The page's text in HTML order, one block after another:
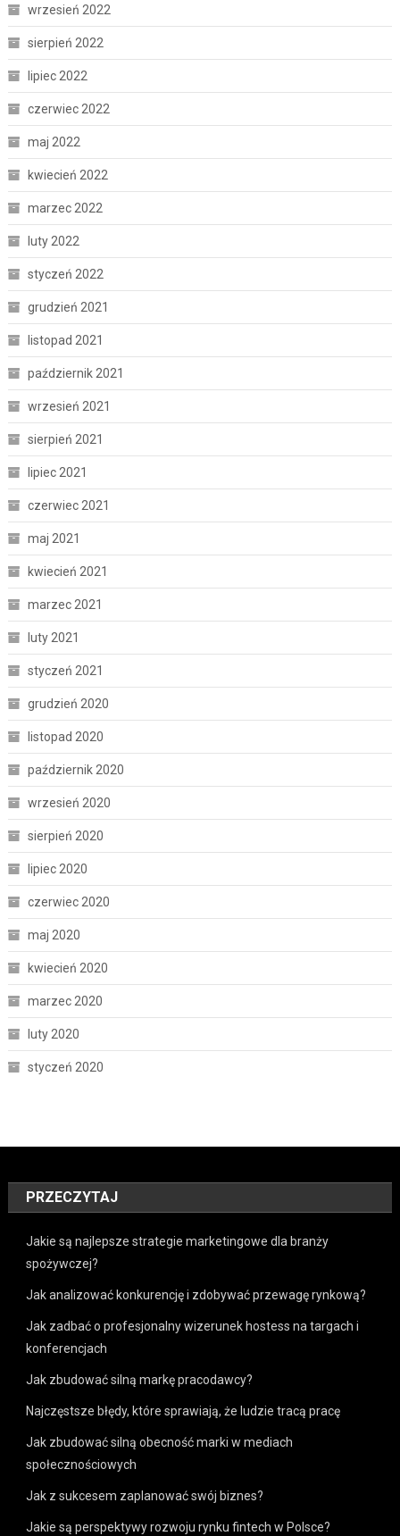
wrzesień 2022
sierpień 2022
lipiec 2022
czerwiec 2022
maj 2022
kwiecień 2022
marzec 2022
luty 2022
styczeń 2022
grudzień 2021
listopad 2021
październik 2021
wrzesień 2021
sierpień 2021
lipiec 2021
czerwiec 2021
maj 2021
kwiecień 2021
marzec 2021
luty 2021
styczeń 2021
grudzień 2020
listopad 2020
październik 2020
wrzesień 2020
sierpień 2020
lipiec 2020
czerwiec 2020
maj 2020
kwiecień 2020
marzec 2020
luty 2020
styczeń 2020
PRZECZYTAJ
Jakie są najlepsze strategie marketingowe dla branży
spożywczej?
Jak analizować konkurencję i zdobywać przewagę rynkową?
Jak zadbać o profesjonalny wizerunek hostess na targach i
konferencjach
Jak zbudować silną markę pracodawcy?
Najczęstsze błędy, które sprawiają, że ludzie tracą pracę
Jak zbudować silną obecność marki w mediach
społecznościowych
Jak z sukcesem zaplanować swój biznes?
Jakie są perspektywy rozwoju rynku fintech w Polsce?